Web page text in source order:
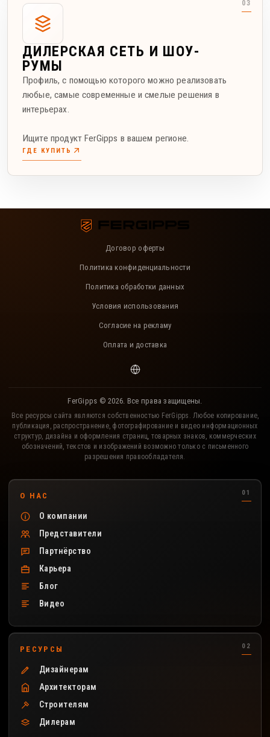
ДИЛЕРСКАЯ СЕТЬ И ШОУ-
РУМЫ
Профиль, с помощью которого можно реализовать
любые, самые современные и смелые решения в
интерьерах.
Ищите продукт FerGipps в вашем регионе.
ГДЕ КУПИТЬ
Договор оферты
Политика конфиденциальности
Политика обработки данных
Условия использования
Согласие на рекламу
Оплата и доставка
FerGipps © 2026. Все права защищены.
Все ресурсы сайта являются собственностью FerGipps. Любое копирование,
публикация, распространение, фотографирование и видео информационных
структур, дизайна и оформления страниц, товарных знаков, коммерческих
обозначений, текстов и изображений возможно только с письменного
разрешения правообладателя.
Полезные разделы сайта FerGipps
О НАС
О компании
Представители
Партнёрство
Карьера
Блог
Видео
РЕСУРСЫ
Дизайнерам
Архитекторам
Строителям
Дилерам